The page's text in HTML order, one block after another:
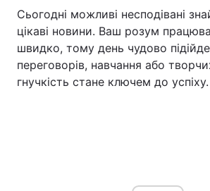
Сьогодні можливі несподівані
цікаві новини. Ваш розум
швидко, тому день чудово
переговорів, навчання або
гнучкість стане ключем до успіху.